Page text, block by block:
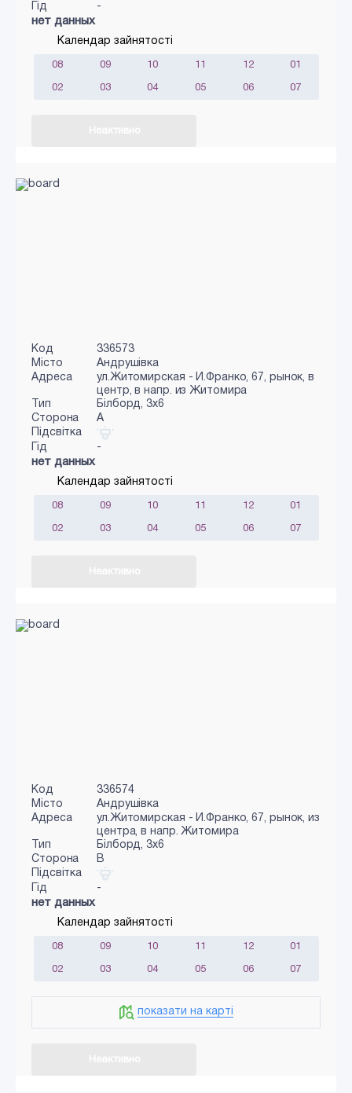
Гід
-
нет данных
Календар зайнятості
08 09 10 11 12 01
02 03 04 05 06 07
Код
336573
Місто
Андрушівка
Адреса
ул.Житомирская - И.Франко, 67, рынок, в
центр, в напр. из Житомира
Тип
Білборд, 3х6
Сторона
A
Підсвітка
Гід
-
нет данных
Календар зайнятості
08 09 10 11 12 01
02 03 04 05 06 07
Код
336574
Місто
Андрушівка
Адреса
ул.Житомирская - И.Франко, 67, рынок, из
центра, в напр. Житомира
Тип
Білборд, 3х6
Сторона
B
Підсвітка
Гід
-
нет данных
Календар зайнятості
08 09 10 11 12 01
02 03 04 05 06 07
показати на карті